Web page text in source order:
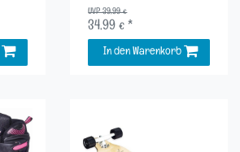
UVP 39,99 €
34,99 € *
In den Warenkorb